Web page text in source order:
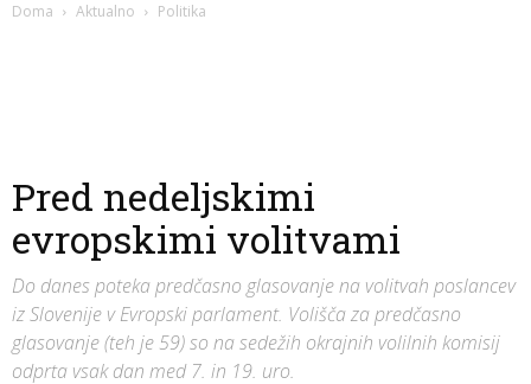
Doma Aktualno Politika
Pred nedeljskimi
evropskimi volitvami
Do danes poteka predčasno glasovanje na volitvah poslancev
iz Slovenije v Evropski parlament. Volišča za predčasno
glasovanje (teh je 59) so na sedežih okrajnih volilnih komisij
odprta vsak dan med 7. in 19. uro.